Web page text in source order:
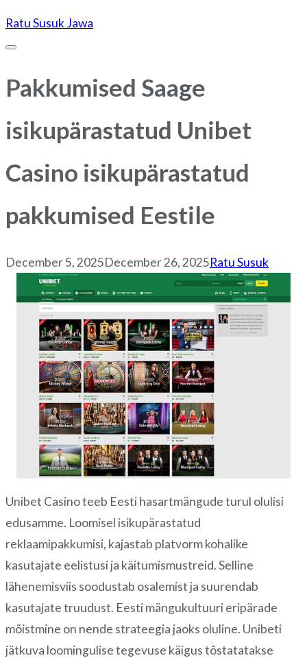
Skip
to
Ratu Susuk Jawa
Pakkumised Saage
isikupärastatud Unibet
Casino isikupärastatud
pakkumised Eestile
December 5, 2025December 26, 2025Ratu Susuk
Post
navigation
Unibet Casino teeb Eesti hasartmängude turul olulisi
edusamme. Loomisel isikupärastatud
reklaamipakkumisi, kajastab platvorm kohalike
kasutajate eelistusi ja käitumismustreid. Selline
lähenemisviis soodustab osalemist ja suurendab
kasutajate truudust. Eesti mängukultuuri eripärade
mõistmine on nende strateegia jaoks oluline. Unibeti
jätkuva loomingulise tegevuse käigus tõstatatakse